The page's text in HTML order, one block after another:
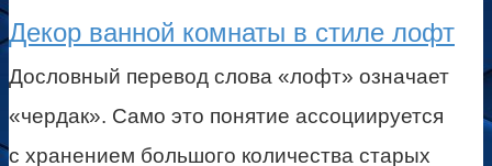
Декор ванной комнаты в стиле лофт
Дословный перевод слова «лофт» означает
«чердак». Само это понятие ассоциируется
с хранением большого количества старых